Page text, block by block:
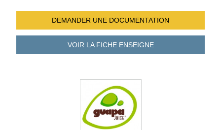
DEMANDER UNE DOCUMENTATION
VOIR LA FICHEENSEIGNE